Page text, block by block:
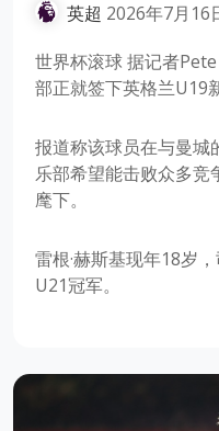
英超 2026年7月16
世界杯滚球 据记者
部正就签下英格兰U19
报道称该球员在与曼城
乐部希望能击败众多竞
麾下。
雷根·赫斯基现年18岁
U21冠军。